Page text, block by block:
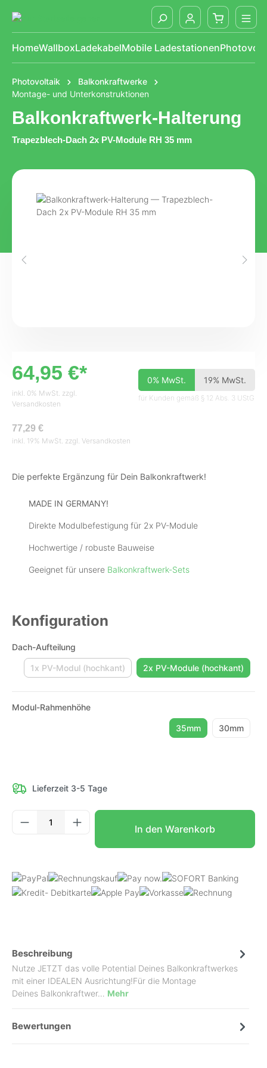
springen
HomeWallboxLadekabelMobile Ladestationen
Photovoltaik
Balkonkraftwerke
Montage- und Unterkonstruktionen
Balkonkraftwerk-Halterung
Trapezblech-Dach 2x PV-Module RH 35 mm
Bildergalerie überspringen
64,95 €*
inkl. 0% MwSt. zzgl.
Versandkosten
0% MwSt. 19% MwSt.
für Kunden gemäß § 12 Abs. 3 UStG
77,29 €
inkl. 19% MwSt. zzgl. Versandkosten
Die perfekte Ergänzung für Dein Balkonkraftwerk!
MADE IN GERMANY!
Direkte Modulbefestigung für 2x PV-Module
Hochwertige / robuste Bauweise
Geeignet für unsere Balkonkraftwerk-Sets
Konfiguration
Dach-Aufteilung
1x PV-Modul (hochkant)(Diese Option ist zurzeit nicht verfügbar.)
2x PV-Module (hochkant)
Modul-Rahmenhöhe
35mm 30mm
Lieferzeit 3-5 Tage
Produkt Anzahl: Gib den gewünschten
In den Warenkorb
Beschreibung
Nutze JETZT das volle Potential Deines Balkonkraftwerkes
mit einer IDEALEN Ausrichtung!Für die Montage
Deines Balkonkraftwer… Mehr
Bewertungen